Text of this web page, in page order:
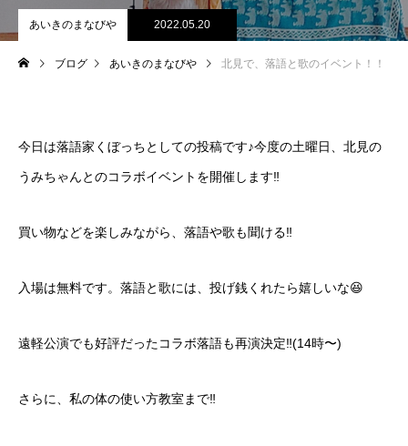
あいきのまなびや 2022.05.20
ブログ あいきのまなびや 北見で、落語と歌のイベント！！
今日は落語家くぼっちとしての投稿です♪今度の土曜日、北見の
うみちゃんとのコラボイベントを開催します‼️
買い物などを楽しみながら、落語や歌も聞ける‼️
入場は無料です。落語と歌には、投げ銭くれたら嬉しいな😆
遠軽公演でも好評だったコラボ落語も再演決定‼️(14時〜)
さらに、私の体の使い方教室まで‼️